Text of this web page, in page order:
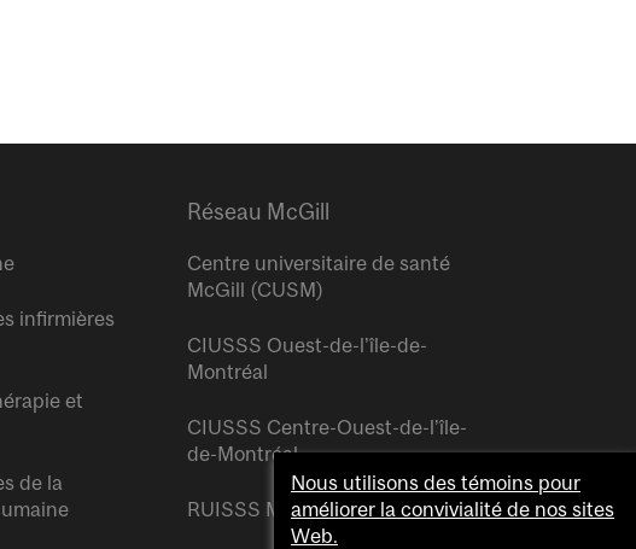
infirmières
et
de la
Réseau McGill
Centre universitaire de santé
McGill (CUSM)
CIUSSS Ouest-de-l’île-de-
Montréal
CIUSSS Centre-Ouest-de-l’île-
de-Montréal
RUISSS McGill
Nous utilisons des témoins pour
améliorer la convivialité de nos sites
Web.